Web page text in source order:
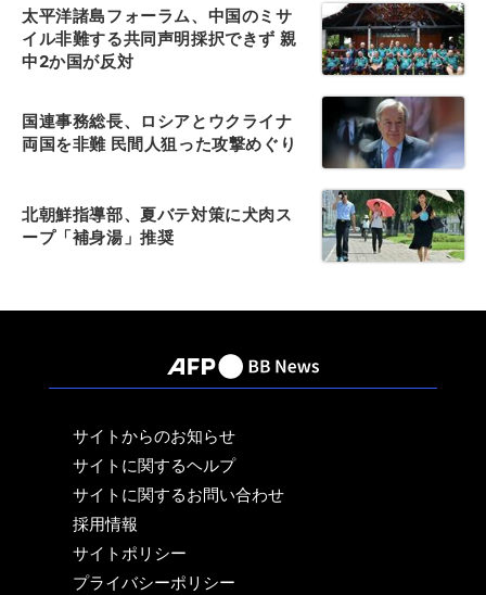
太平洋諸島フォーラム、中国のミサ
イル非難する共同声明採択できず 親
中2か国が反対
国連事務総長、ロシアとウクライナ
両国を非難 民間人狙った攻撃めぐり
北朝鮮指導部、夏バテ対策に犬肉ス
ープ「補身湯」推奨
サイトからのお知らせ
サイトに関するヘルプ
サイトに関するお問い合わせ
採用情報
サイトポリシー
プライバシーポリシー